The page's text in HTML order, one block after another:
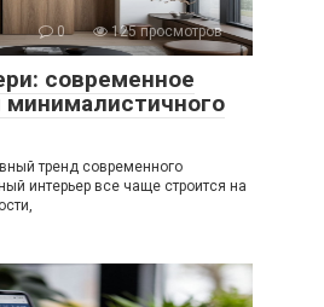
0 125 просмотров
современное
тренд современного
интерьер все чаще строится на